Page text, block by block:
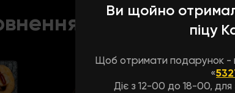
Ви щойно
піцу
Щоб отримати подарунок -
«
Діє з 12-00 до 18-00,